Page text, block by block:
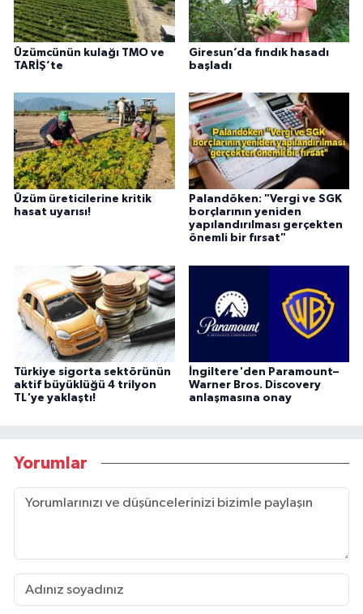
Üzümcünün kulağı TMO ve
TARİŞ’te
Giresun’da fındık hasadı
başladı
Üzüm üreticilerine kritik
hasat uyarısı!
Palandöken: "Vergi ve SGK
borçlarının yeniden
yapılandırılması gerçekten
önemli bir fırsat"
Türkiye sigorta sektörünün
aktif büyüklüğü 4 trilyon
TL'ye yaklaştı!
İngiltere'den Paramount–
Warner Bros. Discovery
anlaşmasına onay
Yorumlar